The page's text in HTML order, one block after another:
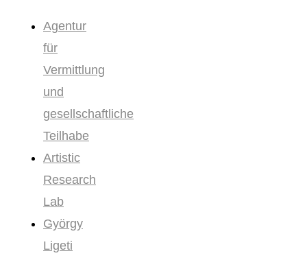
Agentur
für
Vermittlung
und
gesellschaftliche
Teilhabe
Artistic
Research
Lab
György
Ligeti